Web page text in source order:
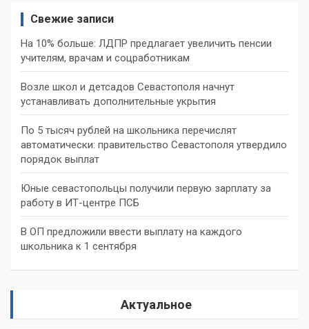
Свежие записи
На 10% больше: ЛДПР предлагает увеличить пенсии
учителям, врачам и соцработникам
Возле школ и детсадов Севастополя начнут
устанавливать дополнительные укрытия
По 5 тысяч рублей на школьника перечислят
автоматически: правительство Севастополя утвердило
порядок выплат
Юные севастопольцы получили первую зарплату за
работу в ИТ-центре ПСБ
В ОП предложили ввести выплату на каждого
школьника к 1 сентября
Актуальное